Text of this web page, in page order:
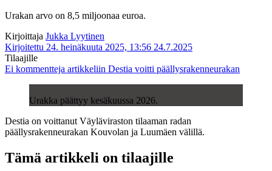
Urakan arvo on 8,5 miljoonaa euroa.
Kirjoittaja Jukka Lyytinen
Kirjoitettu 24. heinäkuuta 2025, 13:56 24.7.2025
Tilaajille
Ei kommentteja artikkeliin Destia voitti päällysrakenneurakan
Urakka päättyy kesäkuussa 2026.
Destia on voittanut Väyläviraston tilaaman radan
päällysrakenneurakan Kouvolan ja Luumäen välillä.
Tämä artikkeli on tilaajille